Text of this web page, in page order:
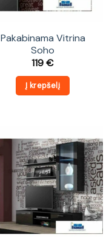
Pakabinama Vitrina
Soho
119€
Į krepšelį